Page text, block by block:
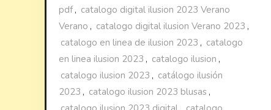
pdf, catalogo digital ilusion 2023 Verano
Verano , catalogo digital ilusion Verano 2023 ,
catalogo en linea de ilusion 2023 , catalogo
en linea ilusion 2023 , catalogo ilusion ,
catalogo ilusion 2023 , catálogo ilusión
2023 , catalogo ilusion 2023 blusas ,